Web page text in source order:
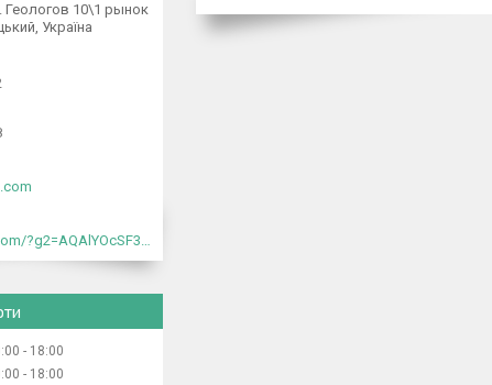
Геологов 10\1 рынок
Україна
https://invite.viber.com/?g2=AQAlYOcSF30rb0kdJdojYDWtk4sNE5eWPg2Om5jJmRlpJwnTwfwnCzMMxer2vioZ"
18:00
18:00